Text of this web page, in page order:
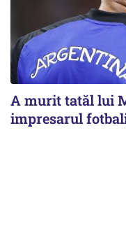
A murit tatăl lui
impresarul